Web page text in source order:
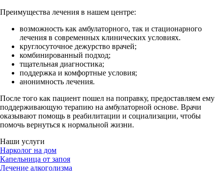
Преимущества лечения в нашем центре:
возможность как амбулаторного, так и стационарного
лечения в современных клинических условиях.
круглосуточное дежурство врачей;
комбинированный подход;
тщательная диагностика;
поддержка и комфортные условия;
анонимность лечения.
После того как пациент пошел на поправку, предоставляем ему
поддерживающую терапию на амбулаторной основе. Врачи
оказывают помощь в реабилитации и социализации, чтобы
помочь вернуться к нормальной жизни.
Наши услуги
Нарколог на дом
Капельница от запоя
Лечение алкоголизма